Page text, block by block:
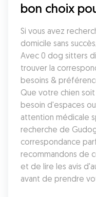
bon choix
Si vous avez
domicile sans
Avec 0 dog sitters
trouver la
besoins &
Que votre chien soit
besoin d'espaces
attention médicale
recherche de
correspondance
recommandons de
et de lire les avis
avant de prendre